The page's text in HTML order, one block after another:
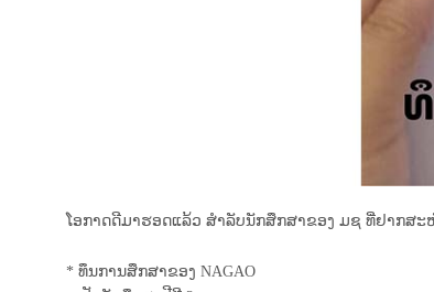
ໂອກາດດີມາຮອດແລ້ວ ສຳລັບນັກສຶກສາຂອງ ມຊ ທີ່ຢາກສະ
* ທຶນການສຶກສາຂອງ NAGAO